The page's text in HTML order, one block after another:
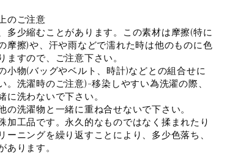
のご注意
多少縮むことがあります。この素材は摩擦(特に
摩擦)や、汗や雨などで濡れた時は他のものに色
ますので、ご注意下さい。
小物(バッグやベルト、時計)などとの組合せに
。洗濯時のご注意)-移染しやすい為洗濯の際、
に洗わないで下さい。
の洗濯物と一緒に重ね合せないで下さい。
加工品です。永久的なものではなく揉まれたり
ーニングを繰り返すことにより、多少色落ち、
あります。